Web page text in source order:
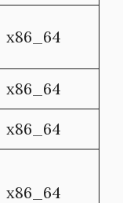
x86_64
x86_64
x86_64
x86_64